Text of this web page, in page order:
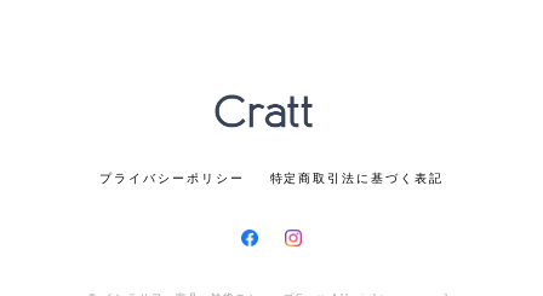
プライバシーポリシー 特定商取引法に基づく表記